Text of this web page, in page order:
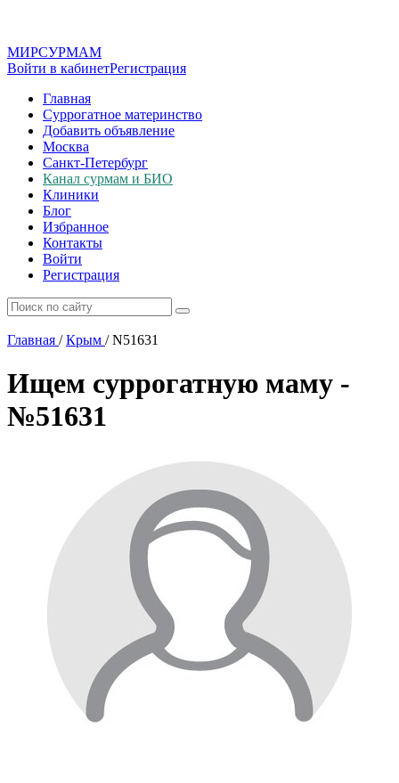
МИРСУРМАМ
Войти в кабинетРегистрация
Главная
Суррогатное материнство
Добавить объявление
Москва
Санкт-Петербург
Канал сурмам и БИО
Клиники
Блог
Избранное
Контакты
Войти
Регистрация
Главная / Крым /N51631
Ищем суррогатную маму -
№51631